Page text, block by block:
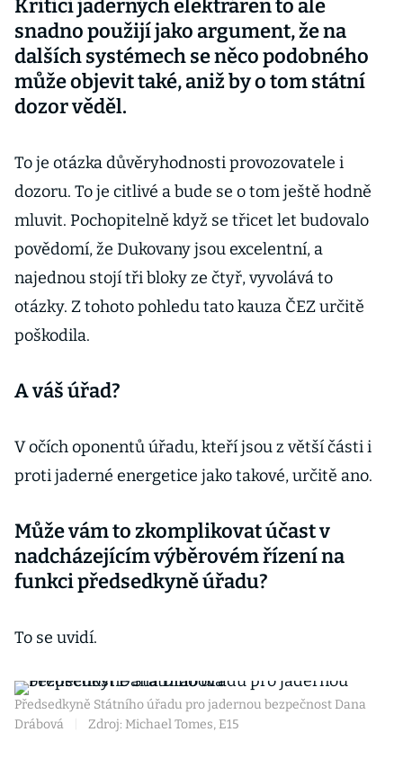
Kritici jaderných elektráren to ale
snadno použijí jako argument, že na
dalších systémech se něco podobného
může objevit také, aniž by o tom státní
dozor věděl.
To je otázka důvěryhodnosti provozovatele i
dozoru. To je citlivé a bude se o tom ještě hodně
mluvit. Pochopitelně když se třicet let budovalo
povědomí, že Dukovany jsou excelentní, a
najednou stojí tři bloky ze čtyř, vyvolává to
otázky. Z tohoto pohledu tato kauza ČEZ určitě
poškodila.
A váš úřad?
V očích oponentů úřadu, kteří jsou z větší části i
proti jaderné energetice jako takové, určitě ano.
Může vám to zkomplikovat účast v
nadcházejícím výběrovém řízení na
funkci předsedkyně úřadu?
To se uvidí.
Předsedkyně Státního úřadu pro jadernou bezpečnost Dana
Drábová
Zdroj: Michael Tomes, E15